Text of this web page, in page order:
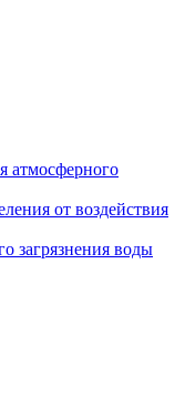
атмосферного
от воздействия
загрязнения воды